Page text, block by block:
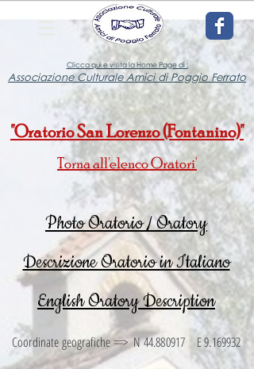
Clicca qui e visita la Home Page di :
Associazione Culturale Amici di Poggio Ferrato
"Oratorio San Lorenzo (Fontanino)"
Torna all'elenco Oratori'
Photo Oratorio / Oratory
Descrizione Oratorio in Italiano
English Oratory Description
Coordinate geografiche ==> N44.880917 E9.169932